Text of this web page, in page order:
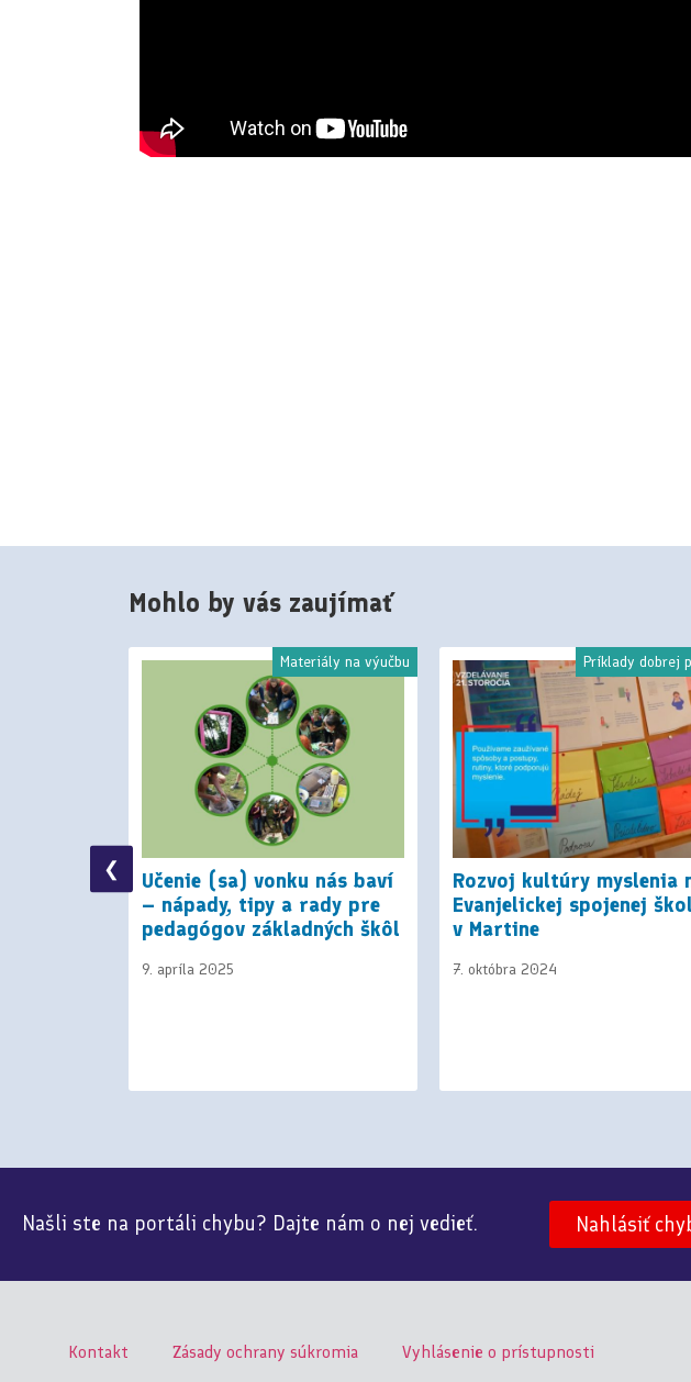
Mohlo by vás zaujímať
❮
Materiály na výučbu
Učenie (sa) vonku nás baví
– nápady, tipy a rady pre
pedagógov základných škôl
9. apríla 2025
Príklady dobrej
Rozvoj kultúry myslenia
Evanjelickej spojenej
v Martine
7. októbra 2024
Našli ste na portáli chybu? Dajte nám o nej vedieť. Nahlásiť
Kontakt Zásady ochrany súkromia Vyhlásenie o prístupnosti